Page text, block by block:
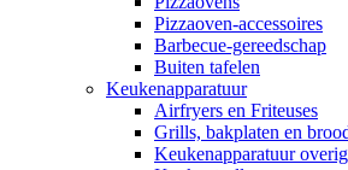
Pizzaoven-accessoires
Barbecue-gereedschap
Buiten tafelen
Keukenapparatuur
Airfryers en Friteuses
Grills, bakplaten en
Keukenapparatuur overig